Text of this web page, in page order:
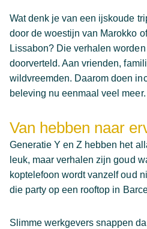
Wat denk je van een ijskoude
door de woestijn van Marokko
Lissabon? Die verhalen
doorverteld. Aan vrienden,
wildvreemden. Daarom doen
beleving nu eenmaal veel meer.
Van hebben naar
Generatie Y en Z hebben het
leuk, maar verhalen zijn goud
koptelefoon wordt vanzelf oud
die party op een rooftop in
Slimme werkgevers snappen